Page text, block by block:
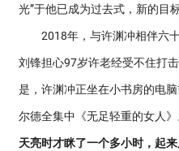
光”于他已成为过去式，新的目
2018年，与许渊冲相伴六十
刘锋担心97岁许老经受不住打
是，许渊冲正坐在小书房的电
尔德全集中《无足轻重的女人》
天亮时才眯了一个多小时，起